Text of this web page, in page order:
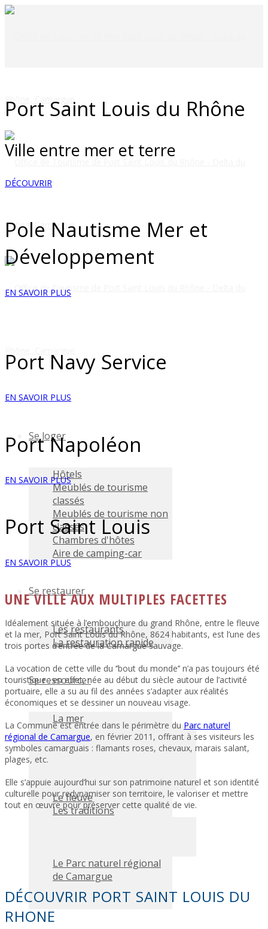
Se loger
Hôtels
Meublés de tourisme
classés
Meublés de tourisme non
classés
Chambres d'hôtes
Aire de camping-car
Se restaurer
Les restaurants
La restauration rapide
Se ressourcer
La mer
Le fleuve
Les traditions
Le Parc naturel régional
de Camargue
Port Saint Louis du Rhône
Ville entre mer et terre
DÉCOUVRIR
Pole Nautisme Mer et
Développement
EN SAVOIR PLUS
Port Navy Service
EN SAVOIR PLUS
Port Napoléon
EN SAVOIR PLUS
Port Saint Louis
EN SAVOIR PLUS
UNE VILLE AUX MULTIPLES FACETTES
Idéalement située à l’embouchure du grand Rhône, entre le fleuve
et la mer, Port Saint Louis du Rhône, 8624 habitants, est l’une des
trois portes d’entrée de la Camargue sauvage.
La vocation de cette ville du ‘’bout du monde’’ n’a pas toujours été
touristique : en effet, née au début du siècle autour de l’activité
portuaire, elle a su au fil des années s’adapter aux réalités
économiques et se dessiner un nouveau visage.
La Commune est entrée dans le périmètre du Parc naturel
régional de Camargue, en février 2011, offrant à ses visiteurs les
symboles camarguais : flamants roses, chevaux, marais salant,
plages, etc.
Elle s’appuie aujourd’hui sur son patrimoine naturel et son identité
culturelle pour redynamiser son territoire, le valoriser et mettre
tout en œuvre pour préserver cette qualité de vie.
DÉCOUVRIR PORT SAINT LOUIS DU
RHONE